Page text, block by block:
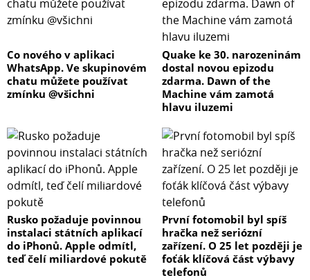
Co nového v aplikaci
WhatsApp. Ve skupinovém
chatu můžete používat
zmínku @všichni
Quake ke 30. narozeninám
dostal novou epizodu
zdarma. Dawn of the
Machine vám zamotá
hlavu iluzemi
Rusko požaduje povinnou
instalaci státních aplikací
do iPhonů. Apple odmítl,
teď čelí miliardové pokutě
První fotomobil byl spíš
hračka než seriózní
zařízení. O 25 let později je
foťák klíčová část výbavy
telefonů